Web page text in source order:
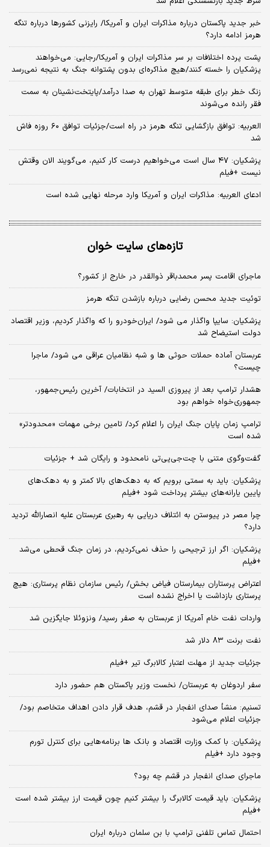
خبر جدید پاکستان درباره مذاکرات ایران و آمریکا/ رایزنی کشورها درباره تنگه
هرمز ادامه دارد؟
پشت پرده اختلافات بر سر مذاکرات ایران و آمریکا/رجایی: می‌خواهند
پزشکیان را خسته کنند/هیچ مذاکره‌ای بدون پشتوانه جنگ به نتیجه نمی‌رسد
زنگ خطر برای طبقه متوسط تهران به صدا درآمد/پایتخت‌نشینان به سمت
فقر رانده می‌شوند
العربیه: توافق بازگشایی تنگه هرمز در راه است/جزئیات توافق ۶۰ روزه فاش
شد
پزشکیان: ۴۷ سال است می‌خواهیم درست کار کنیم، می‌گویند الان وقتش
نیست +فیلم
ادعای العربیه: مذاکرات ایران و آمریکا وارد مرحله نهایی شده است
تازه‌های سایت خوان
ماجرای اقامت پسر محمدباقر ذوالقدر در خارج از کشور؟
توئیت جدید محسن رضایی درباره بازشدن تنگه هرمز
پزشکیان: سایپا واگذار می شود/ ایران‌خودرو را که واگذار کردیم، وزیر اقتصاد
دولت استیضاح شد
عربستان آماده حملات حوثی ها و شبه نظامیان عراقی می شود/ ماجرا
چیست؟
هشدار ترامپ بعد از پیروزی السید در انتخابات/ آخرین رئیس‌جمهور،
جمهوری‌خواه خواهم بود
ترامپ زمان پایان جنگ ایران را اعلام کرد/ تامین برخی مهمات «محدودتر»
شده است
گفت‌وگوی متنی با چت‌جی‌پی‌تی نامحدود و رایگان شد + جزئیات
پزشکیان: باید به سمتی برویم که به دهک‌های بالا کمتر و به دهک‌های
پایین یارانه‌های بیشتر پرداخت شود +فیلم
چرا مصر در پیوستن به ائتلاف دریایی به رهبری عربستان علیه انصارالله تردید
دارد؟
پزشکیان: اگر ارز ترجیحی را حذف نمی‌کردیم، در زمان جنگ قحطی می‌شد
+فیلم
اعتراض پرستاران بیمارستان فیاض بخش/ رئیس سازمان نظام پرستاری: هیچ
پرستاری بازداشت یا اخراج نشده است
واردات نفت خام آمریکا از عربستان به صفر رسید/ ونزوئلا جایگزین شد
نفت برنت ۸۳ دلار شد
جزئیات جدید از مهلت اعتبار کالابرگ تیر +فیلم
سفر اردوغان به عربستان/ نخست وزیر پاکستان هم حضور دارد
تسنیم: منشأ صدای انفجار در قشم، هدف قرار دادن اهداف متخاصم بود/
جزئیات اعلام می‌شود
پزشکیان: با کمک وزارت اقتصاد و بانک ها برنامه‌هایی برای کنترل تورم
وجود دارد +فیلم
ماجرای صدای انفجار در قشم چه بود؟
پزشکیان: باید قیمت کالابرگ را بیشتر کنیم چون قیمت ارز بیشتر شده است
+فیلم
احتمال تماس تلفنی ترامپ با بن سلمان درباره ایران